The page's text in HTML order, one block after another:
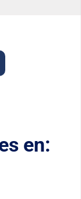
en: